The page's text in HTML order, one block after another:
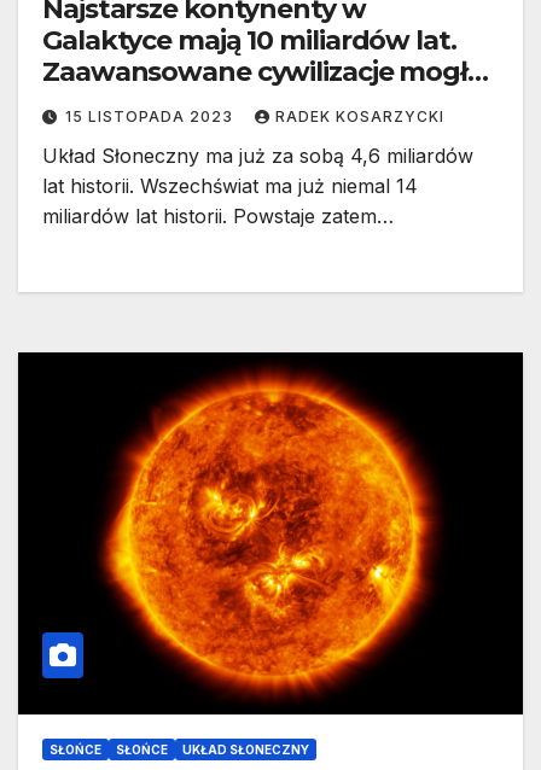
Najstarsze kontynenty w
Galaktyce mają 10 miliardów lat.
Zaawansowane cywilizacje mogły
istnieć, gdy Ziemi jeszcze nie było
15 LISTOPADA 2023 RADEK KOSARZYCKI
Układ Słoneczny ma już za sobą 4,6 miliardów
lat historii. Wszechświat ma już niemal 14
miliardów lat historii. Powstaje zatem…
SŁOŃCE SŁOŃCE UKŁAD SŁONECZNY